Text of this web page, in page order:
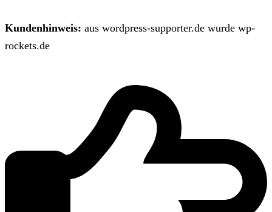
Kundenhinweis: aus wordpress-supporter.de wurde wp-
rockets.de